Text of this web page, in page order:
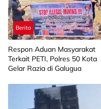
Berita
Respon Aduan Masyarakat
Terkait PETI, Polres 50 Kota
Gelar Razia di Galugua